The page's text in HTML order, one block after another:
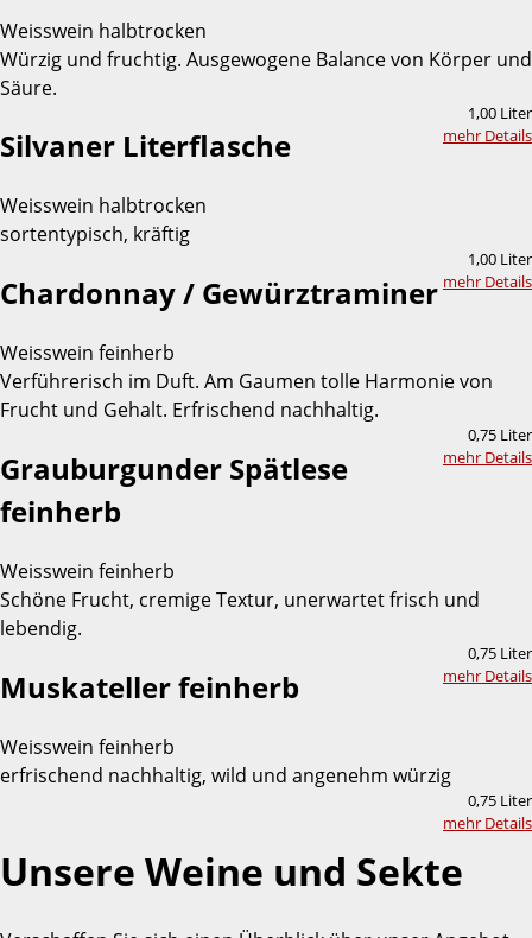
Weisswein halbtrocken
Würzig und fruchtig. Ausgewogene Balance von Körper und
Säure.
1,00 Liter
mehr Details
Silvaner Literflasche
Weisswein halbtrocken
sortentypisch, kräftig
1,00 Liter
mehr Details
Chardonnay / Gewürztraminer
Weisswein feinherb
Verführerisch im Duft. Am Gaumen tolle Harmonie von
Frucht und Gehalt. Erfrischend nachhaltig.
0,75 Liter
mehr Details
Grauburgunder Spätlese
feinherb
Weisswein feinherb
Schöne Frucht, cremige Textur, unerwartet frisch und
lebendig.
0,75 Liter
mehr Details
Muskateller feinherb
Weisswein feinherb
erfrischend nachhaltig, wild und angenehm würzig
0,75 Liter
mehr Details
Unsere Weine und Sekte